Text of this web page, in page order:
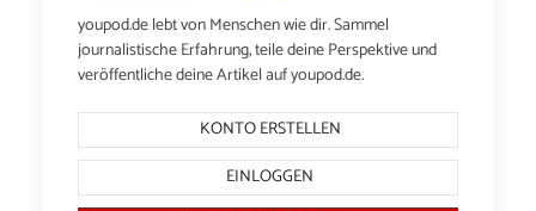
youpod.de lebt von Menschen wie dir. Sammel
journalistische Erfahrung, teile deine Perspektive und
veröffentliche deine Artikel auf youpod.de.
KONTO ERSTELLEN
EINLOGGEN